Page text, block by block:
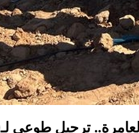
ترحيل طوعي لـ80 مهاجرا غير نظامي